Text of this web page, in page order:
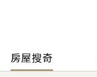
房屋搜奇